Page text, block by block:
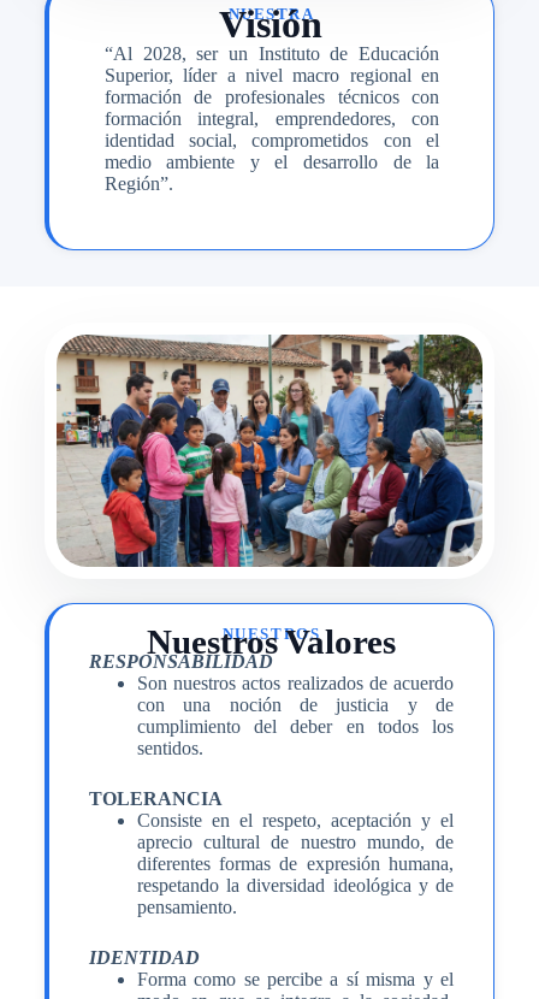
NUESTRA
Visión
“Al 2028, ser un Instituto de Educación
Superior, líder a nivel macro regional en
formación de profesionales técnicos con
formación integral, emprendedores, con
identidad social, comprometidos con el
medio ambiente y el desarrollo de la
Región”.
NUESTROS
Nuestros Valores
RESPONSABILIDAD
Son nuestros actos realizados de acuerdo
con una noción de justicia y de
cumplimiento del deber en todos los
sentidos.
TOLERANCIA
Consiste en el respeto, aceptación y el
aprecio cultural de nuestro mundo, de
diferentes formas de expresión humana,
respetando la diversidad ideológica y de
pensamiento.
IDENTIDAD
Forma como se percibe a sí misma y el